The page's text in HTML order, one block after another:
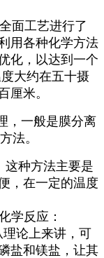
面工艺进行了
用各种化学方法
化，以达到一个
大约在五十摄
厘米。
，一般是膜分离
法。
种方法主要是
，在一定的温度
学反应：
论上来讲，可
盐和镁盐，让其